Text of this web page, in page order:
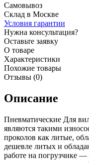
Самовывоз
Склад в Москве
Условия гарантии
Нужна консультация?
Оставьте заявку
О товаре
Характеристики
Похожие товары
Отзывы (0)
Описание
Пневматические Для
являются такими
проколов как литые,
дешевле литых и
работе на погрузчике —